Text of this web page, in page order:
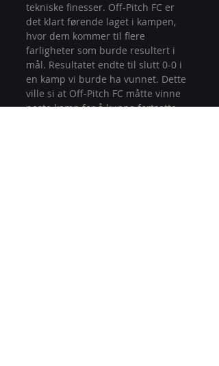
tekniske finesser. Off-Pitch FC er
det klart førende laget i kampen,
hvor dem kommer til flere
farligheter som burde resultert i
mål. Resultatet endte til slutt 0-0 i
en kamp vi burde ha vunnet. Dette
ville si at Off-Pitch FC måtte vinne
neste kamp for å kunne fortsette